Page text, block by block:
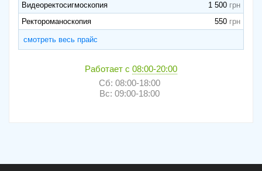
Видеоректосигмоскопия
1 500
Ректороманоскопия
550
смотреть весь прайс
Работает с 08:00-20:00
Сб: 08:00-18:00
Вс: 09:00-18:00